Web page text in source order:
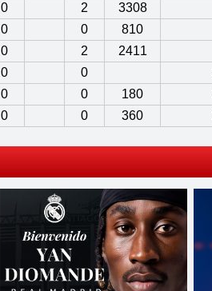
3308
2
0
810
0
0
2411
2
0
0
0
180
0
0
360
0
0